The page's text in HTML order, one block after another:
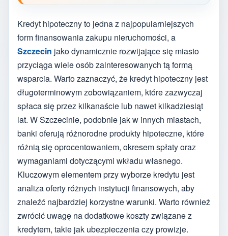
Kredyt hipoteczny to jedna z najpopularniejszych
form finansowania zakupu nieruchomości, a
Szczecin jako dynamicznie rozwijające się miasto
przyciąga wiele osób zainteresowanych tą formą
wsparcia. Warto zaznaczyć, że kredyt hipoteczny jest
długoterminowym zobowiązaniem, które zazwyczaj
spłaca się przez kilkanaście lub nawet kilkadziesiąt
lat. W Szczecinie, podobnie jak w innych miastach,
banki oferują różnorodne produkty hipoteczne, które
różnią się oprocentowaniem, okresem spłaty oraz
wymaganiami dotyczącymi wkładu własnego.
Kluczowym elementem przy wyborze kredytu jest
analiza oferty różnych instytucji finansowych, aby
znaleźć najbardziej korzystne warunki. Warto również
zwrócić uwagę na dodatkowe koszty związane z
kredytem, takie jak ubezpieczenia czy prowizje.